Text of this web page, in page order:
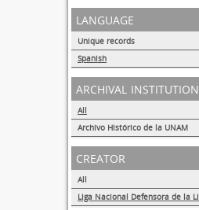
language
Unique records
Spanish
archival institution
All
Archivo Histórico de la UNAM
creator
All